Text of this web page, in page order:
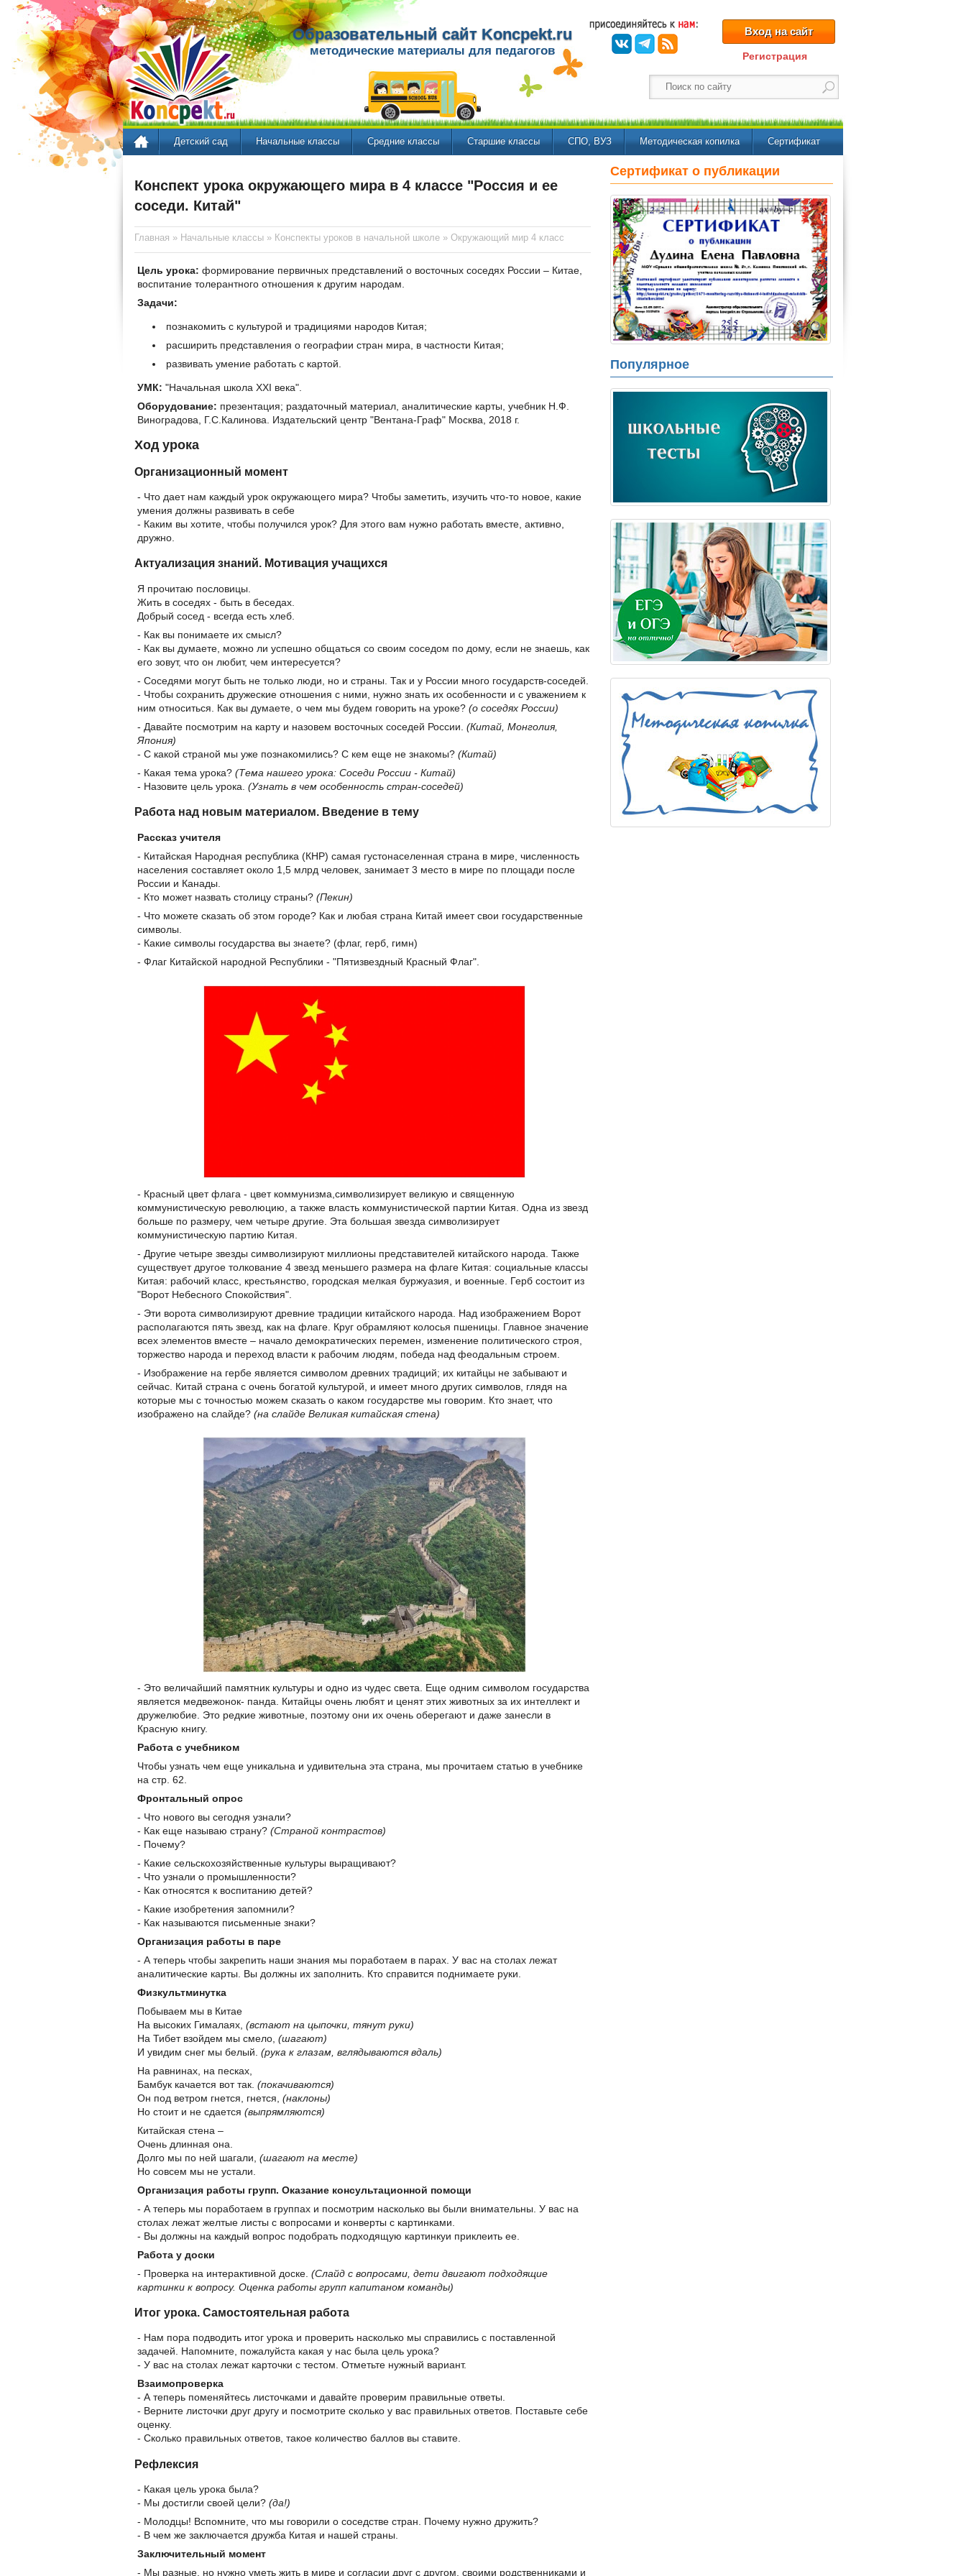
Образовательный сайт Koncpekt.ru
методические материалы для педагогов
Вход на сайт
Регистрация
Детский сад Начальные классы Средние классы Старшие классы СПО, ВУЗ Методическая копилка Сертификат
Конспект урока окружающего мира в 4 классе "Россия и ее
соседи. Китай"
Главная » Начальные классы » Конспекты уроков в начальной школе » Окружающий мир 4 класс
Цель урока: формирование первичных представлений о восточных соседях России – Китае,
воспитание толерантного отношения к другим народам.
Задачи:
познакомить с культурой и традициями народов Китая;
расширить представления о географии стран мира, в частности Китая;
развивать умение работать с картой.
УМК: "Начальная школа XXI века".
Оборудование: презентация; раздаточный материал, аналитические карты, учебник Н.Ф.
Виноградова, Г.С.Калинова. Издательский центр "Вентана-Граф" Москва, 2018 г.
Ход урока
Организационный момент
- Что дает нам каждый урок окружающего мира? Чтобы заметить, изучить что-то новое, какие
умения должны развивать в себе
- Каким вы хотите, чтобы получился урок? Для этого вам нужно работать вместе, активно,
дружно.
Актуализация знаний. Мотивация учащихся
Я прочитаю пословицы.
Жить в соседях - быть в беседах.
Добрый сосед - всегда есть хлеб.
- Как вы понимаете их смысл?
- Как вы думаете, можно ли успешно общаться со своим соседом по дому, если не знаешь, как
его зовут, что он любит, чем интересуется?
- Соседями могут быть не только люди, но и страны. Так и у России много государств-соседей.
- Чтобы сохранить дружеские отношения с ними, нужно знать их особенности и с уважением к
ним относиться. Как вы думаете, о чем мы будем говорить на уроке? (о соседях России)
- Давайте посмотрим на карту и назовем восточных соседей России. (Китай, Монголия,
Япония)
- С какой страной мы уже познакомились? С кем еще не знакомы? (Китай)
- Какая тема урока? (Тема нашего урока: Соседи России - Китай)
- Назовите цель урока. (Узнать в чем особенность стран-соседей)
Работа над новым материалом. Введение в тему
Рассказ учителя
- Китайская Народная республика (КНР) самая густонаселенная страна в мире, численность
населения составляет около 1,5 млрд человек, занимает 3 место в мире по площади после
России и Канады.
- Кто может назвать столицу страны? (Пекин)
- Что можете сказать об этом городе? Как и любая страна Китай имеет свои государственные
символы.
- Какие символы государства вы знаете? (флаг, герб, гимн)
- Флаг Китайской народной Республики - "Пятизвездный Красный Флаг".
- Красный цвет флага - цвет коммунизма,символизирует великую и священную
коммунистическую революцию, а также власть коммунистической партии Китая. Одна из звезд
больше по размеру, чем четыре другие. Эта большая звезда символизирует
коммунистическую партию Китая.
- Другие четыре звезды символизируют миллионы представителей китайского народа. Также
существует другое толкование 4 звезд меньшего размера на флаге Китая: социальные классы
Китая: рабочий класс, крестьянство, городская мелкая буржуазия, и военные. Герб состоит из
"Ворот Небесного Спокойствия".
- Эти ворота символизируют древние традиции китайского народа. Над изображением Ворот
располагаются пять звезд, как на флаге. Круг обрамляют колосья пшеницы. Главное значение
всех элементов вместе – начало демократических перемен, изменение политического строя,
торжество народа и переход власти к рабочим людям, победа над феодальным строем.
- Изображение на гербе является символом древних традиций; их китайцы не забывают и
сейчас. Китай страна с очень богатой культурой, и имеет много других символов, глядя на
которые мы с точностью можем сказать о каком государстве мы говорим. Кто знает, что
изображено на слайде? (на слайде Великая китайская стена)
- Это величайший памятник культуры и одно из чудес света. Еще одним символом государства
является медвежонок- панда. Китайцы очень любят и ценят этих животных за их интеллект и
дружелюбие. Это редкие животные, поэтому они их очень оберегают и даже занесли в
Красную книгу.
Работа с учебником
Чтобы узнать чем еще уникальна и удивительна эта страна, мы прочитаем статью в учебнике
на стр. 62.
Фронтальный опрос
- Что нового вы сегодня узнали?
- Как еще называю страну? (Страной контрастов)
- Почему?
- Какие сельскохозяйственные культуры выращивают?
- Что узнали о промышленности?
- Как относятся к воспитанию детей?
- Какие изобретения запомнили?
- Как называются письменные знаки?
Организация работы в паре
- А теперь чтобы закрепить наши знания мы поработаем в парах. У вас на столах лежат
аналитические карты. Вы должны их заполнить. Кто справится поднимаете руки.
Физкультминутка
Побываем мы в Китае
На высоких Гималаях, (встают на цыпочки, тянут руки)
На Тибет взойдем мы смело, (шагают)
И увидим снег мы белый. (рука к глазам, вглядываются вдаль)
На равнинах, на песках,
Бамбук качается вот так. (покачиваются)
Он под ветром гнется, гнется, (наклоны)
Но стоит и не сдается (выпрямляются)
Китайская стена –
Очень длинная она.
Долго мы по ней шагали, (шагают на месте)
Но совсем мы не устали.
Организация работы групп. Оказание консультационной помощи
- А теперь мы поработаем в группах и посмотрим насколько вы были внимательны. У вас на
столах лежат желтые листы с вопросами и конверты с картинками.
- Вы должны на каждый вопрос подобрать подходящую картинкуи приклеить ее.
Работа у доски
- Проверка на интерактивной доске. (Слайд с вопросами, дети двигают подходящие
картинки к вопросу. Оценка работы групп капитаном команды)
Итог урока. Самостоятельная работа
- Нам пора подводить итог урока и проверить насколько мы справились с поставленной
задачей. Напомните, пожалуйста какая у нас была цель урока?
- У вас на столах лежат карточки с тестом. Отметьте нужный вариант.
Взаимопроверка
- А теперь поменяйтесь листочками и давайте проверим правильные ответы.
- Верните листочки друг другу и посмотрите сколько у вас правильных ответов. Поставьте себе
оценку.
- Сколько правильных ответов, такое количество баллов вы ставите.
Рефлексия
- Какая цель урока была?
- Мы достигли своей цели? (да!)
- Молодцы! Вспомните, что мы говорили о соседстве стран. Почему нужно дружить?
- В чем же заключается дружба Китая и нашей страны.
Заключительный момент
- Мы разные, но нужно уметь жить в мире и согласии друг с другом, своими родственниками и
Сертификат о публикации
Популярное